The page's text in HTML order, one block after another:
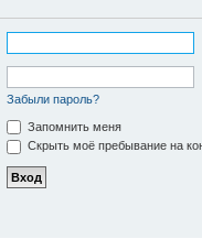
Забыли пароль?
Запомнить меня
Скрыть моё пребывание на